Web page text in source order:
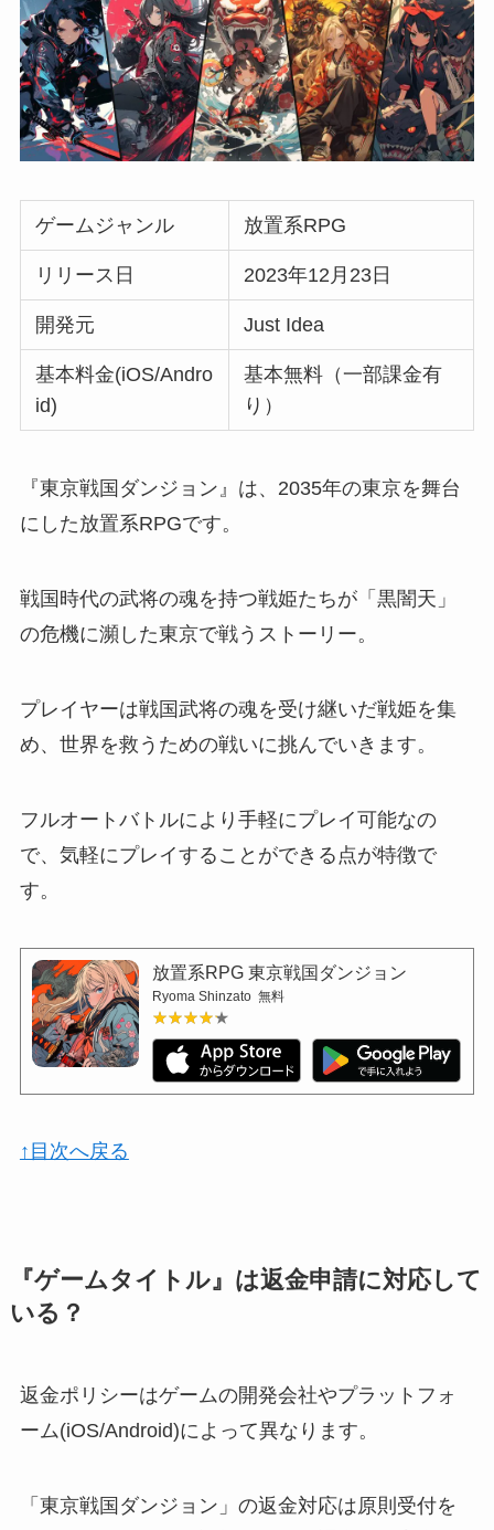
ゲームジャンル 放置系RPG
リリース日 2023年12月23日
開発元 Just Idea
基本料金(iOS/Andro
id)
基本無料（一部課金有
り）
『東京戦国ダンジョン』は、2035年の東京を舞台
にした放置系RPGです。
戦国時代の武将の魂を持つ戦姫たちが「黒闇天」
の危機に瀕した東京で戦うストーリー。
プレイヤーは戦国武将の魂を受け継いだ戦姫を集
め、世界を救うための戦いに挑んでいきます。
フルオートバトルにより手軽にプレイ可能なの
で、気軽にプレイすることができる点が特徴で
す。
放置系RPG 東京戦国ダンジョン
Ryoma Shinzato 無料
★★★★★
★★★★★
↑目次へ戻る
『ゲームタイトル』は返金申請に対応して
いる？
返金ポリシーはゲームの開発会社やプラットフォ
ーム(iOS/Android)によって異なります。
「東京戦国ダンジョン」の返金対応は原則受付を